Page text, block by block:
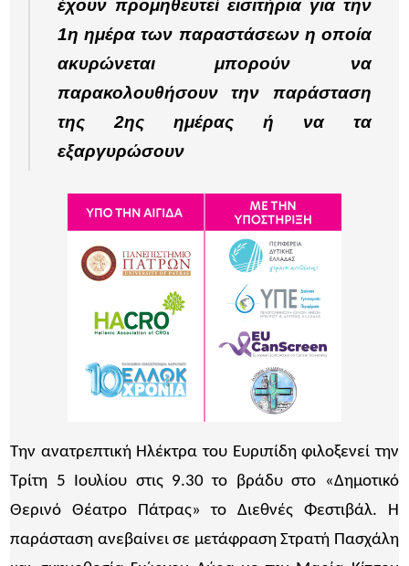
έχουν προμηθευτεί εισιτήρια για την
1η ημέρα των παραστάσεων η οποία
ακυρώνεται μπορούν να
παρακολουθήσουν την παράσταση
της 2ης ημέρας ή να τα
εξαργυρώσουν
Την ανατρεπτική Ηλέκτρα του Ευριπίδη φιλοξενεί την
Τρίτη 5 Ιουλίου στις 9.30 το βράδυ στο «Δημοτικό
Θερινό Θέατρο Πάτρας» το Διεθνές Φεστιβάλ. Η
παράσταση ανεβαίνει σε μετάφραση Στρατή Πασχάλη